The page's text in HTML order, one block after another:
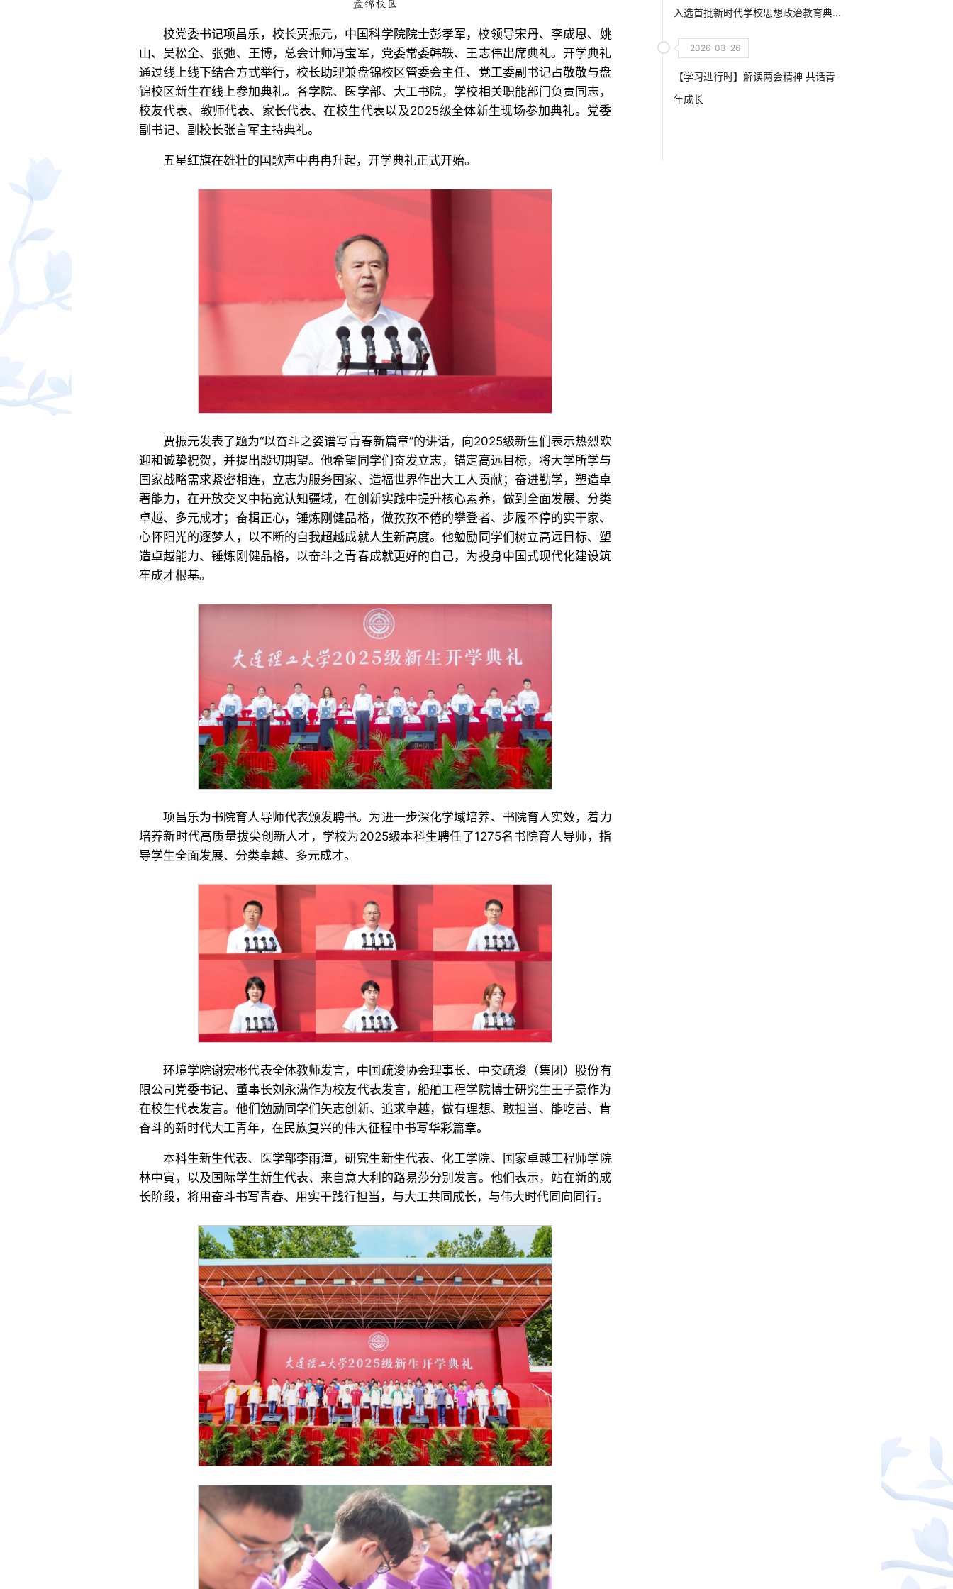
盘锦校区
校党委书记项昌乐，校长贾振元，中国科学院院士彭孝军，校领导宋丹、李成恩、姚
山、吴松全、张弛、王博，总会计师冯宝军，党委常委韩轶、王志伟出席典礼。开学典礼
通过线上线下结合方式举行，校长助理兼盘锦校区管委会主任、党工委副书记占敬敬与盘
锦校区新生在线上参加典礼。各学院、医学部、大工书院，学校相关职能部门负责同志，
校友代表、教师代表、家长代表、在校生代表以及2025级全体新生现场参加典礼。党委
副书记、副校长张言军主持典礼。
五星红旗在雄壮的国歌声中冉冉升起，开学典礼正式开始。
贾振元发表了题为“以奋斗之姿谱写青春新篇章”的讲话，向2025级新生们表示热烈欢
迎和诚挚祝贺，并提出殷切期望。他希望同学们奋发立志，锚定高远目标，将大学所学与
国家战略需求紧密相连，立志为服务国家、造福世界作出大工人贡献；奋进勤学，塑造卓
著能力，在开放交叉中拓宽认知疆域，在创新实践中提升核心素养，做到全面发展、分类
卓越、多元成才；奋楫正心，锤炼刚健品格，做孜孜不倦的攀登者、步履不停的实干家、
心怀阳光的逐梦人，以不断的自我超越成就人生新高度。他勉励同学们树立高远目标、塑
造卓越能力、锤炼刚健品格，以奋斗之青春成就更好的自己，为投身中国式现代化建设筑
牢成才根基。
项昌乐为书院育人导师代表颁发聘书。为进一步深化学域培养、书院育人实效，着力
培养新时代高质量拔尖创新人才，学校为2025级本科生聘任了1275名书院育人导师，指
导学生全面发展、分类卓越、多元成才。
环境学院谢宏彬代表全体教师发言，中国疏浚协会理事长、中交疏浚（集团）股份有
限公司党委书记、董事长刘永满作为校友代表发言，船舶工程学院博士研究生王子豪作为
在校生代表发言。他们勉励同学们矢志创新、追求卓越，做有理想、敢担当、能吃苦、肯
奋斗的新时代大工青年，在民族复兴的伟大征程中书写华彩篇章。
本科生新生代表、医学部李雨潼，研究生新生代表、化工学院、国家卓越工程师学院
林中寅，以及国际学生新生代表、来自意大利的路易莎分别发言。他们表示，站在新的成
长阶段，将用奋斗书写青春、用实干践行担当，与大工共同成长，与伟大时代同向同行。
入选首批新时代学校思想政治教育典
2026-03-26
【学习进行时】解读两会精神 共话青
年成长